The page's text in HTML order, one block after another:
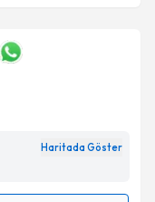
Haritada Göster